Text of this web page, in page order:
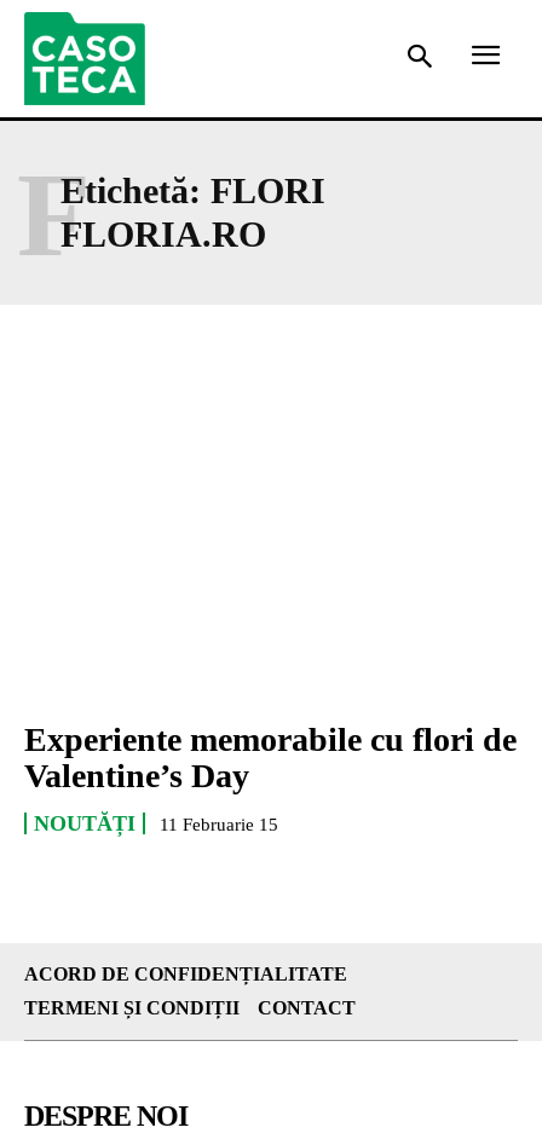
Etichetă: FLORI
FLORIA.RO
F
Experiente memorabile cu flori de
Valentine’s Day
NOUTĂȚI 11 Februarie 15
ACORD DE CONFIDENȚIALITATE
TERMENI ȘI CONDIȚII
CONTACT
DESPRE NOI